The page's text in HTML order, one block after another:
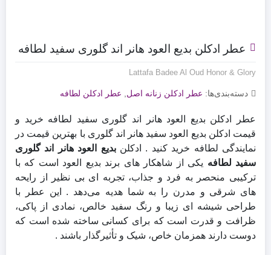
عطر ادکلن بدیع العود هانر اند گلوری سفید لطافه
Lattafa Badee Al Oud Honor & Glory
دسته‌بندی‌ها: عطر ادکلن زنانه اصل عطر ادکلن لطافه
عطر ادکلن بدیع العود هانر اند گلوری سفید لطافه خرید و
قیمت ادکلن بدیع العود سفید هانر اند گلوری با بهترین قیمت در
نمایندگی لطافه خرید کنید . ادکلنبدیع العود هانر اند گلوری
سفید لطافه یکی از شاهکار های برند بدیع العود است که با
ترکیبی منحصر به فرد و جذاب، تجربه‌ ای بی‌ نظیر از رایحه‌
های شرقی و مدرن را به شما هدیه می‌دهد . این عطر با
طراحی شیشه‌ ای زیبا و رنگ سفید خالص، نمادی از پاکی،
ظرافت و قدرت است که برای کسانی ساخته شده است که
دوست دارند همزمان خاص، شیک و تأثیرگذار باشند .